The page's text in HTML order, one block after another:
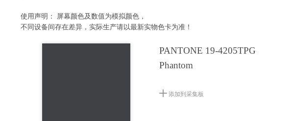
使用声明： 屏幕颜色及数值为模拟颜色，
不同设备间存在差异，实际生产请以最新实物色卡为准！
PANTONE 19-4205TPG
Phantom
添加到采集板